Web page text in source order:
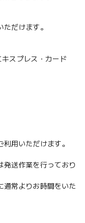
だけます。
スプレス・カード
用いただけます。
送作業を行っており
常よりお時間をいた